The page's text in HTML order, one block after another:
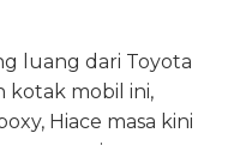
luang dari Toyota
kotak mobil ini,
Hiace masa kini